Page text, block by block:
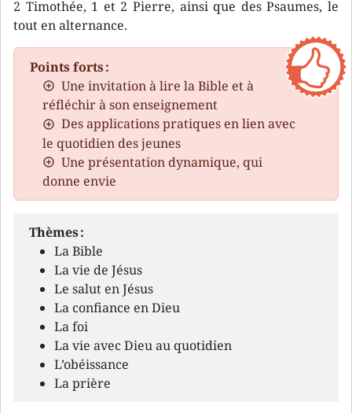
2 Timothée, 1 et 2 Pierre, ainsi que des Psaumes, le
tout en alternance.
Points forts :
Une invitation à lire la Bible et à
réfléchir à son enseignement
Des applications pratiques en lien avec
le quotidien des jeunes
Une présentation dynamique, qui
donne envie
Thèmes :
La Bible
La vie de Jésus
Le salut en Jésus
La confiance en Dieu
La foi
La vie avec Dieu au quotidien
L’obéissance
La prière